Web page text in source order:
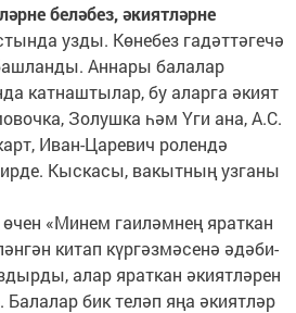
беләбез, әкиятләрне
узды. Көнебез гадәттәгечә
Аннары балалар
катнаштылар, бу аларга әкият
Золушка һәм Үги ана, А.С.
Иван-Царевич ролендә
Кыскасы, вакытның узганы
«Минем гаиләмнең яраткан
китап күргәзмәсенә әдәби-
алар яраткан әкиятләрен
бик теләп яңа әкиятләр